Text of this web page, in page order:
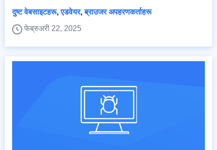
दुष्ट वेबसाइटहरू,एडवेयर,ब्राउजर अपहरणकर्ताहरू
फेब्रुअरी 22, 2025